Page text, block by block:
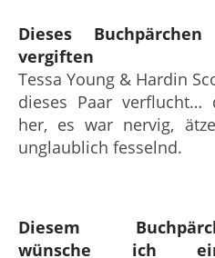
Dieses
vergiften
Tessa Young & Hardin
dieses Paar verflucht…
her, es war nervig,
unglaublich fesselnd.
Diesem
wünsche ich